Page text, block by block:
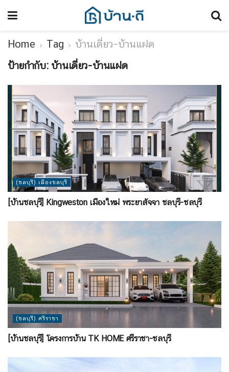
Home Tag
บ้านเดี่ยว-บ้านแฝด
ป้ายกำกับ: บ้านเดี่ยว-บ้านแฝด
(ชลบุรี) เมืองชลบุรี
[บ้านชลบุรี] Kingweston เมืองใหม่ พระยาสัจจา ชลบุรี-ชลบุรี
(ชลบุรี) ศรีราชา
[บ้านชลบุรี] โครงการบ้าน TK HOME ศรีราชา-ชลบุรี